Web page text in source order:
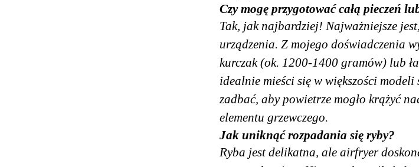
Czy mogę przygotować całą pieczeń
Tak, jak najbardziej! Najważniejsze
urządzenia. Z mojego doświadczenia
kurczak (ok. 1200-1400 gramów) lub
idealnie mieści się w większości modeli
zadbać, aby powietrze mogło krążyć
elementu grzewczego.
Jak uniknąć rozpadania się ryby?
Ryba jest delikatna, ale airfryer